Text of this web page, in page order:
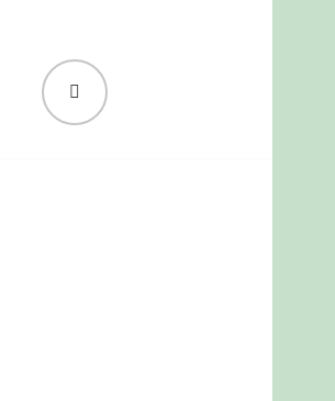
SUCHEN